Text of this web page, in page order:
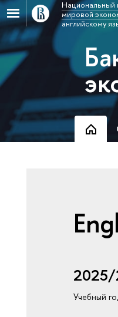
Национальный
мировой
английскому
Учебный